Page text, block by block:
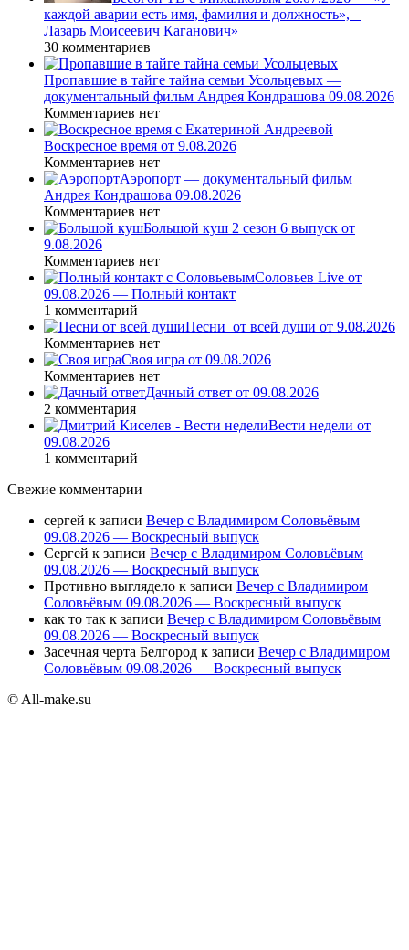
каждой аварии есть имя, фамилия и должность», –
Лазарь Моисеевич Каганович»
30 комментариев
Пропавшие в тайге тайна семьи Усольцевых —
документальный фильм Андрея Кондрашова 09.08.2026
Комментариев нет
Воскресное время от 9.08.2026
Комментариев нет
Аэропорт — документальный фильм
Андрея Кондрашова 09.08.2026
Комментариев нет
Большой куш 2 сезон 6 выпуск от
9.08.2026
Комментариев нет
Соловьев Live от
09.08.2026 — Полный контакт
1 комментарий
Песни_от всей души от 9.08.2026
Комментариев нет
Своя игра от 09.08.2026
Комментариев нет
Дачный ответ от 09.08.2026
2 комментария
Вести недели от
09.08.2026
1 комментарий
Свежие комментарии
сергей к записи Вечер с Владимиром Соловьёвым
09.08.2026 — Воскресный выпуск
Сергей к записи Вечер с Владимиром Соловьёвым
09.08.2026 — Воскресный выпуск
Противно выглядело к записи Вечер с Владимиром
Соловьёвым 09.08.2026 — Воскресный выпуск
как то так к записи Вечер с Владимиром Соловьёвым
09.08.2026 — Воскресный выпуск
Засечная черта Белгород к записи Вечер с Владимиром
Соловьёвым 09.08.2026 — Воскресный выпуск
© All-make.su